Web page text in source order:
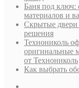
Баня под ключ:
материалов и
Скрытые двери
решения
Технониколь
оригинальные
от Технониколь
Как выбрать